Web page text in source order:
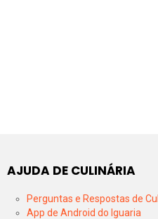
AJUDA DE CULINÁRIA
Perguntas e Respostas de
App de Android do Iguaria